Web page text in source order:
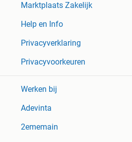
Marktplaats Zakelijk
Help en Info
Privacyverklaring
Privacyvoorkeuren
Werken bij
Adevinta
2ememain